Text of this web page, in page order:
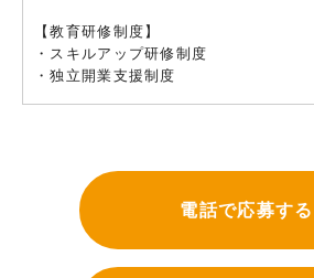
【教育研修制度】
・スキルアップ研修制度
・独立開業支援制度
電話で応募する